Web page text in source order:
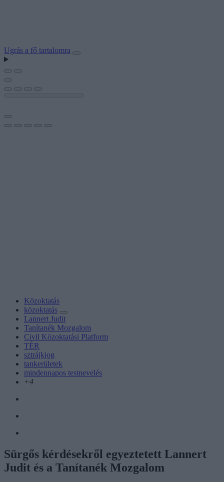
Ugrás a fő tartalomra
Közoktatás
közoktatás
Lannert Judit
Tanítanék Mozgalom
Civil Közoktatási Platform
TÉR
sztrájkjog
tankerületek
mindennapos testnevelés
+4
Sürgős kérdésekről egyeztetett Lannert
Judit és a Tanítanék Mozgalom